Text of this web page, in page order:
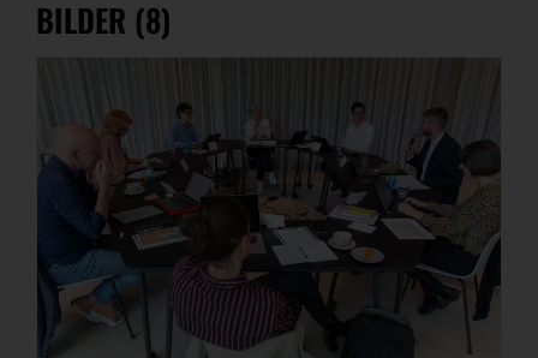
BILDER (8)